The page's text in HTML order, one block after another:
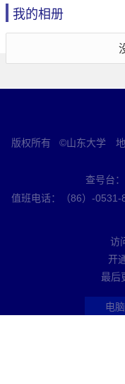
我的相册
版权所有 ©山东大学 地
查号台
值班电话：（86）-
访
开
最后
电